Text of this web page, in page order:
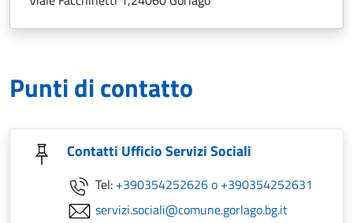
Punti di contatto
Contatti Ufficio Servizi Sociali
Tel: +390354252626 o +390354252631
servizi.sociali@comune.gorlago.bg.it